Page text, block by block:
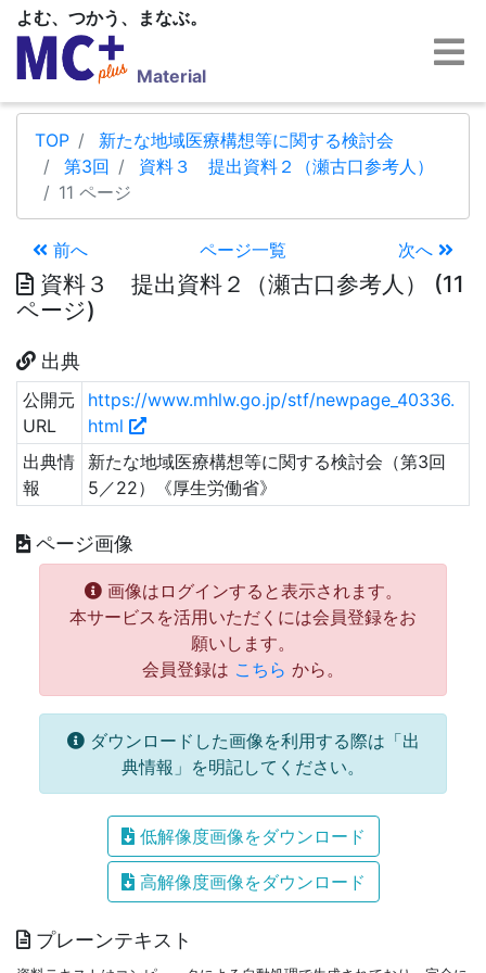
よむ、つかう、まなぶ。
Material
TOP
新たな地域医療構想等に関する検討会
第3回
資料３ 提出資料２（瀬古口参考人）
11 ページ
前へ ページ一覧 次へ
資料３ 提出資料２（瀬古口参考人） (11
ページ)
出典
公開元
URL
https://www.mhlw.go.jp/stf/newpage_40336.
html
出典情
報
新たな地域医療構想等に関する検討会（第3回
5／22）《厚生労働省》
ページ画像
画像はログインすると表示されます。
本サービスを活用いただくには会員登録をお
願いします。
会員登録は こちら から。
ダウンロードした画像を利用する際は「出
典情報」を明記してください。
低解像度画像をダウンロード
高解像度画像をダウンロード
プレーンテキスト